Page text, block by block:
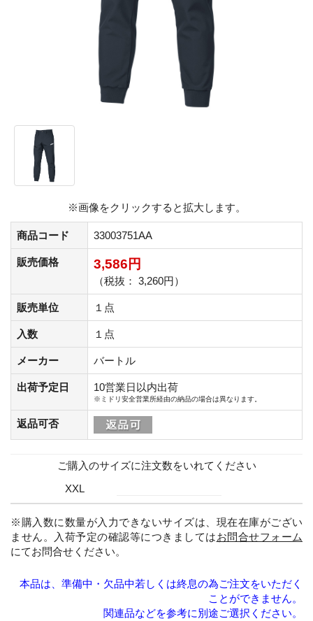
※画像をクリックすると拡大します。
商品コード 33003751AA
販売価格 3,586円
（税抜： 3,260円）
販売単位 １点
入数 １点
メーカー バートル
出荷予定日 10営業日以内出荷
※ミドリ安全営業所経由の納品の場合は異なります。
返品可否
ご購入のサイズに注文数をいれてください
XXL
※購入数に数量が入力できないサイズは、現在在庫がござい
ません。入荷予定の確認等につきましてはお問合せフォーム
にてお問合せください。
本品は、準備中・欠品中若しくは終息の為ご注文をいただく
ことができません。
関連品などを参考に別途ご選択ください。